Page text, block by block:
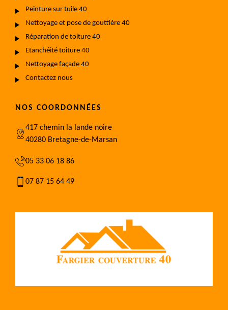
Peinture sur tuile 40
Nettoyage et pose de gouttière 40
Réparation de toiture 40
Etanchéité toiture 40
Nettoyage façade 40
Contactez nous
NOS COORDONNÉES
417 chemin la lande noire
40280 Bretagne-de-Marsan
05 33 06 18 86
07 87 15 64 49